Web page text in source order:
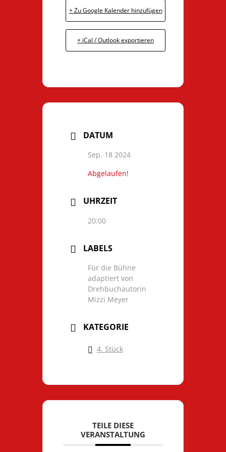
+ Zu Google Kalender hinzufügen
+ iCal / Outlook exportieren
DATUM
Sep. 18 2024
Abgelaufen!
UHRZEIT
20:00
LABELS
Für die Bühne
adaptiert von
Drehbuchautorin
Mizzi Meyer
KATEGORIE
4. Stück
TEILE DIESE
VERANSTALTUNG